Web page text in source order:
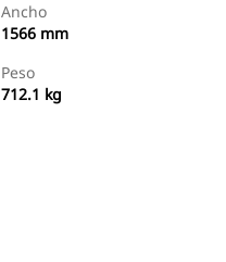
Ancho
1566 mm
Peso
712.1 kg